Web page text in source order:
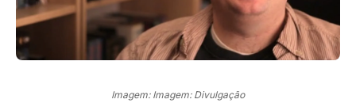
Imagem: Imagem: Divulgação